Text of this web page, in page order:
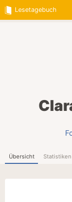
Lesetagebuch
Übersicht Statistiken